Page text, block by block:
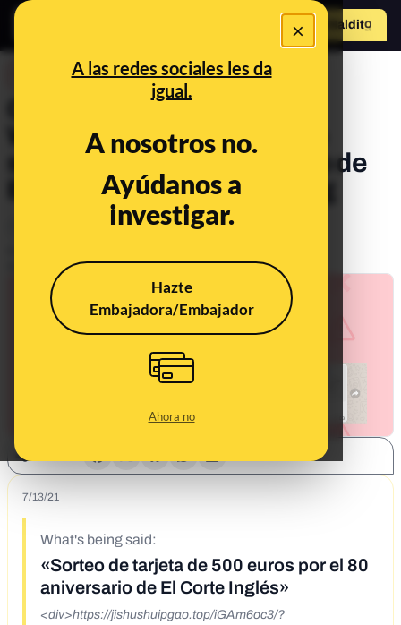
×
A las redes sociales les da
igual.
A nosotros no.
Ayúdanos a
investigar.
Hazte
Embajadora/Embajador
Ahora no
Hazte Maldito
Cuidado si te llega un
WhatsApp de un supuesto
sorteo por el 80 aniversario de
El Corte Inglés: es phishing
Actualizado elNov 22, 2021, 8:42:00 AM
7/13/21
What's being said:
«Sorteo de tarjeta de 500 euros por el 80
aniversario de El Corte Inglés»
<div>https://jishushuipgao.top/iGAm6oc3/?